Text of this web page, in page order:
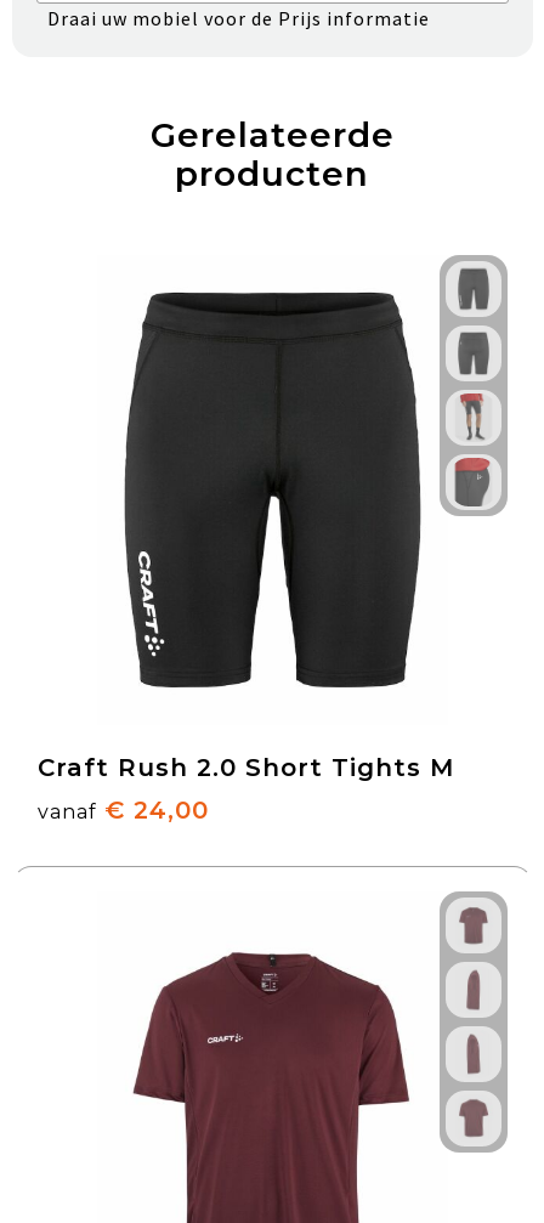
Draai uw mobiel voor de Prijs informatie
Gerelateerde
producten
Craft Rush 2.0 Short Tights M
vanaf € 24,00